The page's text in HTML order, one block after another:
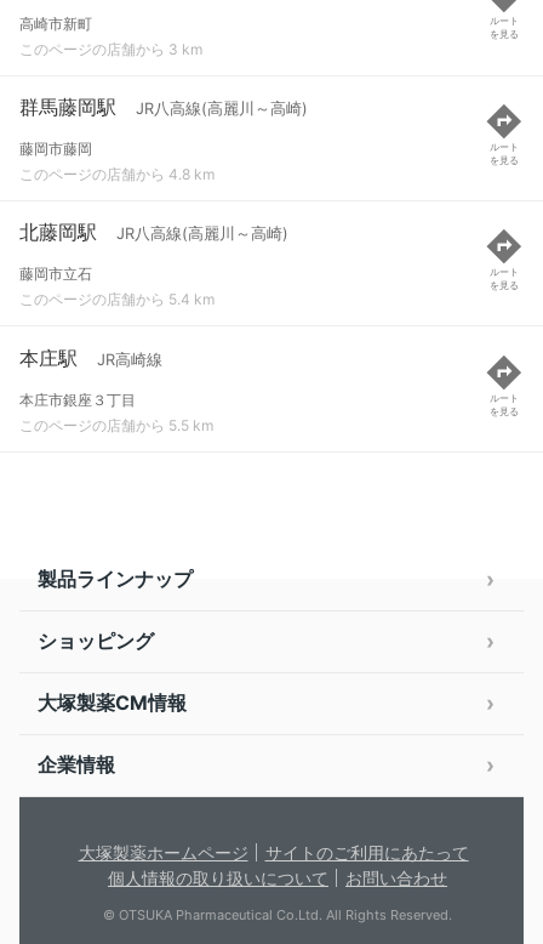
高崎市新町
このページの店舗から 3 km
ルート
を見る
群馬藤岡駅 JR八高線(高麗川～高崎)
藤岡市藤岡
このページの店舗から 4.8 km
ルート
を見る
北藤岡駅 JR八高線(高麗川～高崎)
藤岡市立石
このページの店舗から 5.4 km
ルート
を見る
本庄駅 JR高崎線
本庄市銀座３丁目
このページの店舗から 5.5 km
ルート
を見る
製品ラインナップ
ショッピング
大塚製薬CM情報
企業情報
大塚製薬ホームページ
サイトのご利用にあたって
個人情報の取り扱いについて
お問い合わせ
© OTSUKA Pharmaceutical Co.Ltd. All Rights Reserved.